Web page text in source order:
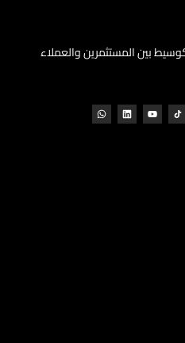
بين المستثمرين والعملاء